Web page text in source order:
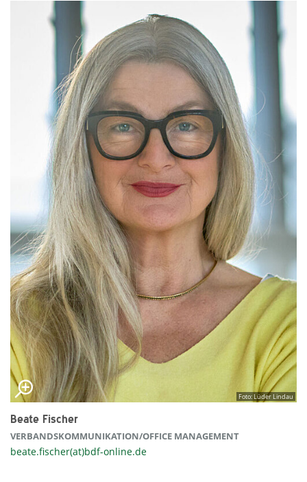
Foto: Lüder Lindau
Beate Fischer
VERBANDSKOMMUNIKATION/OFFICE MANAGEMENT
beate.fischer(at)bdf-online.de